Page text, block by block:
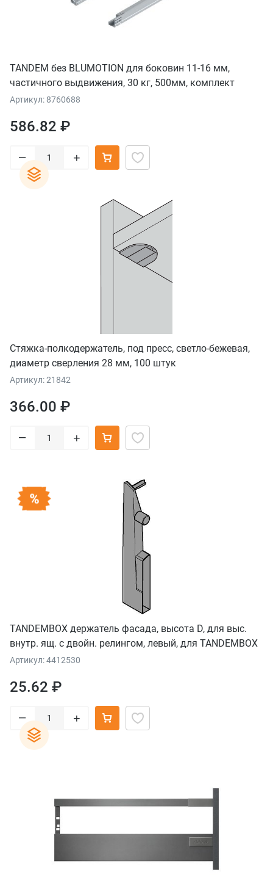
TANDEM без BLUMOTION для боковин 11-16 мм,
частичного выдвижения, 30 кг, 500мм, комплект
Артикул: 8760688
586.82 ₽
– +
Стяжка-полкодержатель, под пресс, светло-бежевая,
диаметр сверления 28 мм, 100 штук
Артикул: 21842
366.00 ₽
– +
TANDEMBOX держатель фасада, высота D, для выс.
внутр. ящ. с двойн. релингом, левый, для TANDEMBOX
plus
Артикул: 4412530
25.62 ₽
– +